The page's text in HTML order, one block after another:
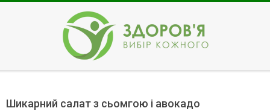
ЗДОРОВ'Я
Menu
Шикарний салат з сьомгою і авокадо